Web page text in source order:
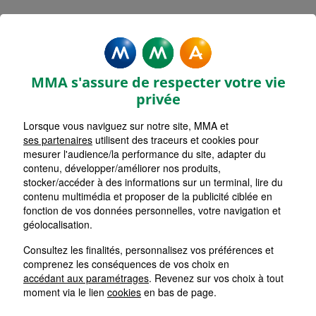
Accueil
Assurance Bourgogne-Franche-Comté
MMA s'assure de respecter votre vie
privée
Lorsque vous naviguez sur notre site, MMA et
ses partenaires utilisent des traceurs et cookies pour
mesurer l'audience/la performance du site, adapter du
contenu, développer/améliorer nos produits,
stocker/accéder à des informations sur un terminal, lire du
contenu multimédia et proposer de la publicité ciblée en
fonction de vos données personnelles, votre navigation et
géolocalisation.
Consultez les finalités, personnalisez vos préférences et
comprenez les conséquences de vos choix en
accédant aux paramétrages. Revenez sur vos choix à tout
moment via le lien cookies en bas de page.